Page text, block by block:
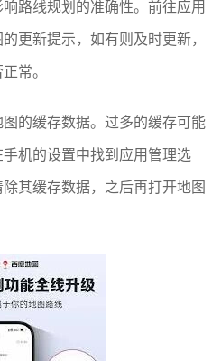
路线规划的准确性。前往应用
更新提示，如有则及时更新，
常。
的缓存数据。过多的缓存可能
机的设置中找到应用管理选
其缓存数据，之后再打开地图